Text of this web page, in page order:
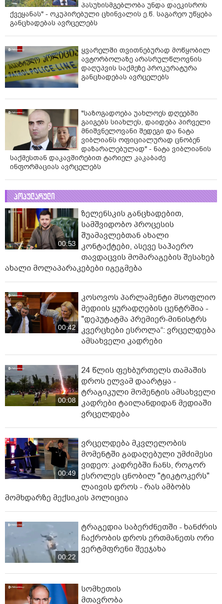
პასუხისმგებლობა უნდა დაეკისროს
ქვეყანას" - ოკუპირებული ცხინვალის ე.წ. საგარეო უწყება
განცხადებას ავრცელებს
ყვარელში თვითნებურად მოწყობილ
ავტორბოლაზე არასრულწლოვნის
დაღუპვის საქმეზე პროკურატურა
განცხადებას ავრცელებს
"საზოგადოება უახლოეს დღეებში
გაიგებს სიახლეს, დაიდება პირველი
მნიშვნელოვანი შედეგი და ნატა
ვიბლიანს ოფიციალურად ცნობენ
დაზარალებულად" - ნატა ვიბლიანის
საქმესთან დაკავშირებით ტარიელ კაკაბაძე
ინფორმაციას ავრცელებს
პოპულარული
00:53
ზელენსკის განცხადებით,
სამშვიდობო პროცესის
შუამავლებთან ახალი
კონტაქტები, ასევე საჰაერო
თავდაცვის მომარაგების შესახებ
ახალი მოლაპარაკებები იგეგმება
00:42
კოსოვოს პარლამენტი მსოფლიო
მედიის ყურადღების ცენტრშია -
"დეპუტატმა პრემიერ-მინისტრს
კვერცხები ესროლა“: ვრცელდება
ამსახველი კადრები
00:08
24 წლის ფეხბურთელს თამაშის
დროს ელვამ დაარტყა -
ტრაგიკული მომენტის ამსახველი
კადრები ტაილანდიდან მედიაში
ვრცელდება
00:49
ვრცელდება მკვლელობის
მომენტში გადაღებული უმძიმესი
ვიდეო: კადრებში ჩანს, როგორ
ესროლეს ცნობილ "ტიკტოკერს"
ლაივის დროს - რას ამბობს
მომხდარზე მექსიკის პოლიცია
00:22
ტრაგედია საბერძნეთში - ხანძრის
ჩაქრობის დროს ერთმანეთს ორი
ვერტმფრენი შეეჯახა
სომხეთის
მთავრობა